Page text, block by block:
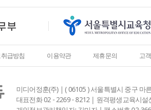
급방침 이용약관 제휴문의 고
미디어정훈(주) | ( 06105 ) 서울특별시 중구
대표전화 02 - 2269 - 8212 | 원격평생교육시